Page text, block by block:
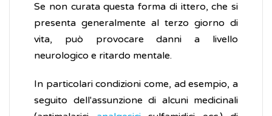
Se non curata questa forma di ittero, che si
presenta generalmente al terzo giorno di
vita, può provocare danni a livello
neurologico e ritardo mentale.
In particolari condizioni come, ad esempio, a
seguito dell'assunzione di alcuni medicinali